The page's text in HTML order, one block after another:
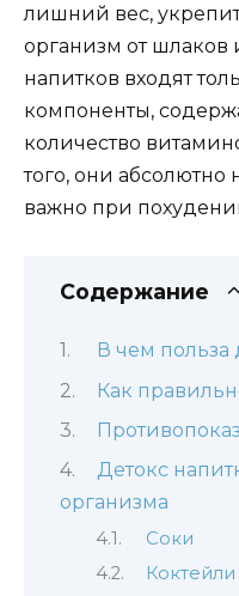
лишний вес,
организм от шлаков
напитков входят
компоненты,
количество
того, они абсолютно
важно при
Содержание
В чем польза
Как
Детокс
организма
Соки
Коктейли